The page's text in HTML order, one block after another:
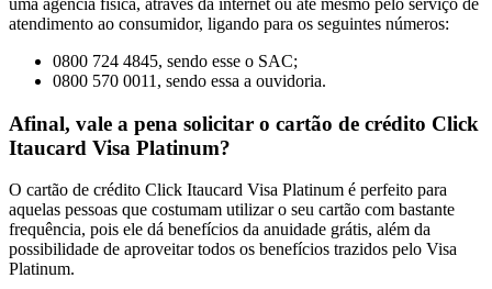
atendimento ao consumidor, ligando para os seguintes números:
0800 724 4845, sendo esse o SAC;
0800 570 0011, sendo essa a ouvidoria.
Afinal, vale a pena solicitar o cartão de crédito Click
Itaucard Visa Platinum?
O cartão de crédito Click Itaucard Visa Platinum é perfeito para
aquelas pessoas que costumam utilizar o seu cartão com bastante
frequência, pois ele dá benefícios da anuidade grátis, além da
possibilidade de aproveitar todos os benefícios trazidos pelo Visa
Platinum.